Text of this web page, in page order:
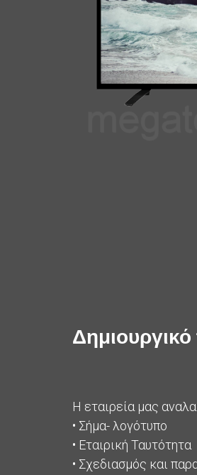
Η εταιρεία μας
• Σήμα- λογότυπο
• Εταιρική Ταυτότητα
• Σχεδιασμός και